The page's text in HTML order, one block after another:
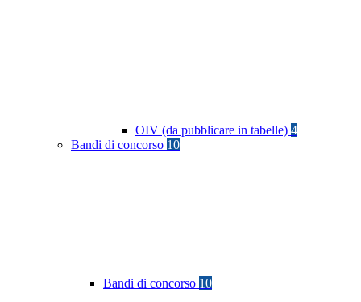
OIV (da pubblicare in tabelle) 4
Bandi di concorso 10
Bandi di concorso 10